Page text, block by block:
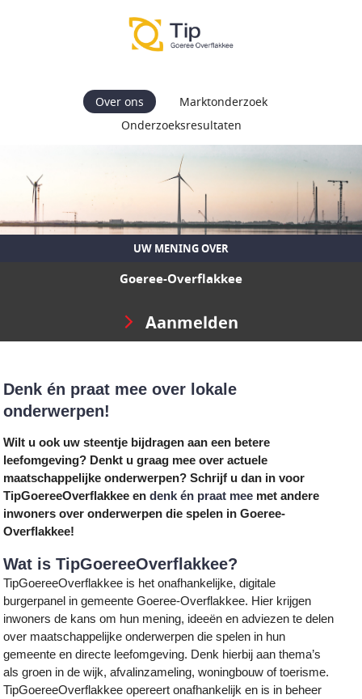
Over ons
Marktonderzoek
Onderzoeksresultaten
UW MENING OVER
Goeree-Overflakkee
Aanmelden
Denk én praat mee over lokale
onderwerpen!
Wilt u ook uw steentje bijdragen aan een betere
leefomgeving? Denkt u graag mee over actuele
maatschappelijke onderwerpen? Schrijf u dan in voor
TipGoereeOverflakkee endenk én praat mee met andere
inwoners over onderwerpen die spelen in Goeree-
Overflakkee!
Wat is TipGoereeOverflakkee?
TipGoereeOverflakkee is het onafhankelijke, digitale
burgerpanel in gemeente Goeree-Overflakkee. Hier krijgen
inwoners de kans om hun mening, ideeën en adviezen te delen
over maatschappelijke onderwerpen die spelen in hun
gemeente en directe leefomgeving. Denk hierbij aan thema’s
als groen in de wijk, afvalinzameling, woningbouw of toerisme.
TipGoereeOverflakkee opereert onafhankelijk en is in beheer